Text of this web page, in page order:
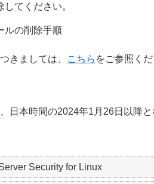
てください。
ルの削除手順
きましては、 こちら をご参照く
日本時間の2024年1月26日以降
Security for Linux